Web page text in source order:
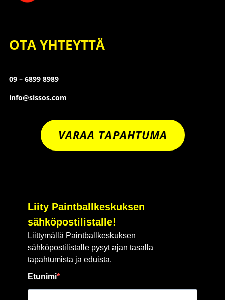
OTA YHTEYTTÄ
09 – 6899 8989
info@sissos.com
VARAA TAPAHTUMA
Liity Paintballkeskuksen
sähköpostilistalle!
Liittymällä Paintballkeskuksen
sähköpostilistalle pysyt ajan tasalla
tapahtumista ja eduista.
Etunimi